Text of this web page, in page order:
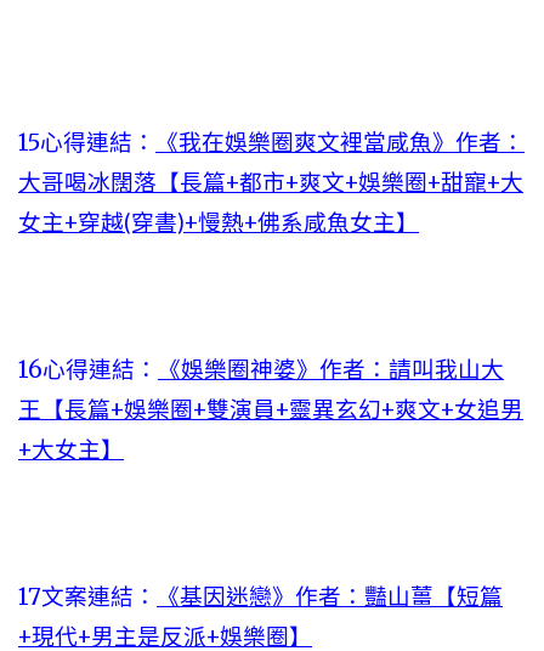
15心得連結：
《我在娛樂圈爽文裡當咸魚》作者：
大哥喝冰闊落【長篇+都市+爽文+娛樂圈+甜寵+大
女主+穿越(穿書)+慢熱+佛系咸魚女主】
16心得連結：
《娛樂圈神婆》作者：請叫我山大
王【長篇+娛樂圈+雙演員+靈異玄幻+爽文+女追男
+大女主】
17文案連結：
《基因迷戀》作者：豔山薑【短篇
+現代+男主是反派+娛樂圈】